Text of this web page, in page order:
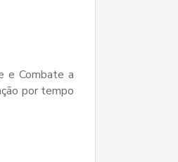
e Combate a
por tempo